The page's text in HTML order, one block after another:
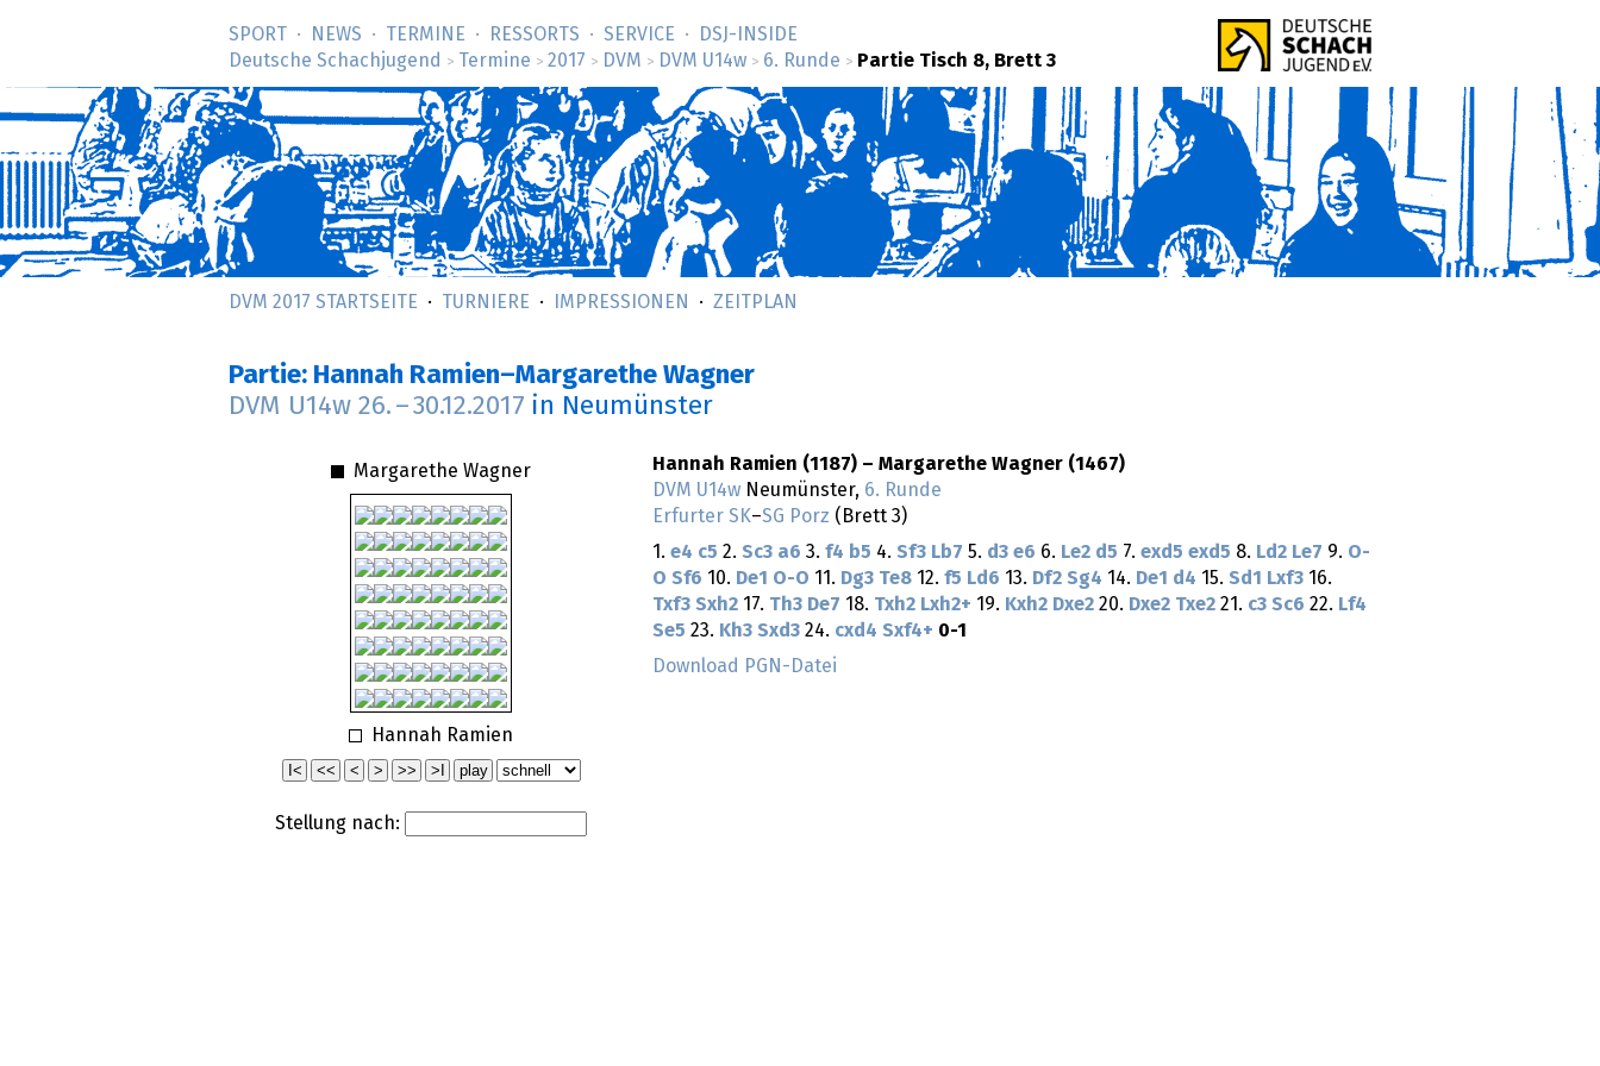
SPORT NEWS TERMINE RESSORTS SERVICE
DSJ-­INSIDE
Deutsche Schachjugend
> Termine > 2017 > DVM > DVM U14w > 6. Runde > Partie Tisch 8, Brett 3
DVM 2017 STARTSEITE TURNIERE IMPRESSIONEN ZEITPLAN
Partie: Hannah Ramien–Margarethe Wagner
DVM U14w 26. –30.12.2017 in Neumünster
Margarethe Wagner
Hannah Ramien
Stellung nach:
Hannah Ramien (1187) – Margarethe Wagner (1467)
DVM U14w Neumünster, 6. Runde
Erfurter SK–SG Porz (Brett 3)
1. e4 c5 2. Sc3 a6 3. f4 b5 4. Sf3 Lb7 5. d3 e6 6. Le2 d5 7. exd5 exd5 8. Ld2 Le7 9. O-
O Sf6 10. De1 O-O 11. Dg3 Te8 12. f5 Ld6 13. Df2 Sg4 14. De1 d4 15. Sd1 Lxf3 16.
Txf3 Sxh2 17. Th3 De7 18. Txh2 Lxh2+ 19. Kxh2 Dxe2 20. Dxe2 Txe2 21. c3 Sc6 22. Lf4
Se5 23. Kh3 Sxd3 24. cxd4 Sxf4+ 0-1
Download PGN-Datei